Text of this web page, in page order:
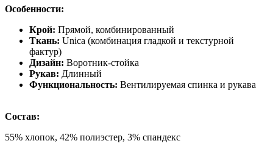
Особенности:
Крой: Прямой, комбинированный
Ткань: Unica (комбинация гладкой и текстурной
фактур)
Дизайн: Воротник-стойка
Рукав: Длинный
Функциональность: Вентилируемая спинка и рукава
Состав:
55% хлопок, 42% полиэстер, 3% спандекс